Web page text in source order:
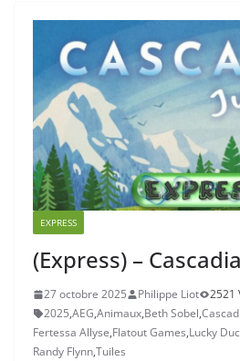
EXPRESS
(Express) –
27 octobre 2025 Philippe Liot 2521
2025,AEG,Animaux,Beth Sobel,
Fertessa Allyse,Flatout Games,Lucky
Randy Flynn,Tuiles